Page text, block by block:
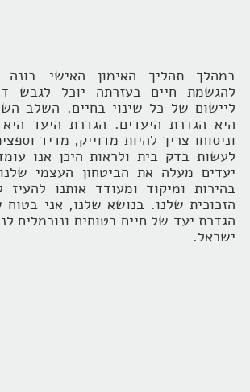
במהלך תהליך האימון האישי בונה
להגשמת חיים בעזרתה יוכל לגבש
ליישום של כל שינוי בחיים. השלב
היא הגדרת היעדים. הגדרת היעד היא
וניסוחו צריך להיות מדוייק, מדיד
לעשות בדק בית ולראות היכן אנו
יעדים מעלה את הביטחון העצמי
בהירות ומיקוד ומעודד אותנו
הזכוכית שלנו. בנושא שלנו, אני בטוח
הגדרת יעד של חיים בטוחים ונורמלים
ישראל.